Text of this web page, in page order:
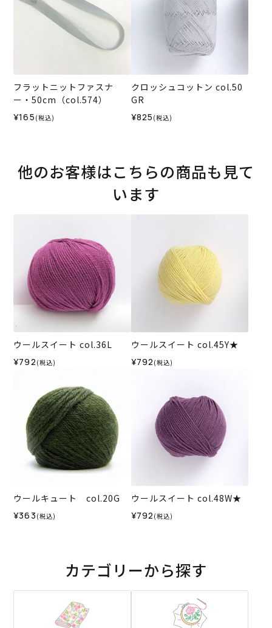
フラットニットファスナ
ー・50cm（col.574）
¥165 (税込)
クロッシュコットン col.50
GR
¥825 (税込)
他のお客様はこちらの商品も見て
います
ウールスイート col.36L
¥792 (税込)
ウールスイート col.45Y★
¥792 (税込)
ウールキュート col.20G
¥363 (税込)
ウールスイート col.48W★
¥792 (税込)
カテゴリーから探す